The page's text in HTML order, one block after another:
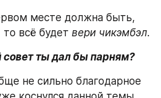
месте должна быть,
всё будет вери чикэмбэл.
ты дал бы парням?
не сильно благодарное